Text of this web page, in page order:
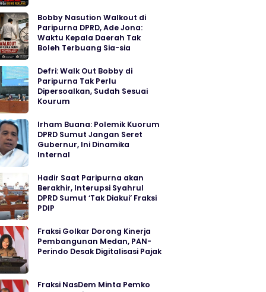
Bobby Nasution Walkout di
Paripurna DPRD, Ade Jona:
Waktu Kepala Daerah Tak
Boleh Terbuang Sia-sia
Defri: Walk Out Bobby di
Paripurna Tak Perlu
Dipersoalkan, Sudah Sesuai
Kourum
Irham Buana: Polemik Kuorum
DPRD Sumut Jangan Seret
Gubernur, Ini Dinamika
Internal
Hadir Saat Paripurna akan
Berakhir, Interupsi Syahrul
DPRD Sumut ‘Tak Diakui’ Fraksi
PDIP
Fraksi Golkar Dorong Kinerja
Pembangunan Medan, PAN-
Perindo Desak Digitalisasi Pajak
Fraksi NasDem Minta Pemko